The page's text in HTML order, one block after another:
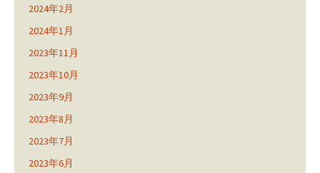
2024年2月
2024年1月
2023年11月
2023年10月
2023年9月
2023年8月
2023年7月
2023年6月